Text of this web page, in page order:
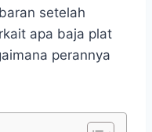
setelah
apa baja plat
perannya